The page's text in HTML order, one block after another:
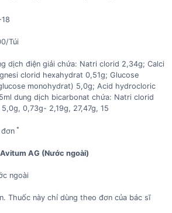
Túi
dịch điện giải chứa: Natri clorid 2,34g; Calci
clorid hexahydrat 0,51g; Glucose
monohydrat) 5,0g; Acid hydrocloric
dung dịch bicarbonat chứa: Natri clorid
0,73g- 2,19g, 27,47g, 15
*
AG (Nước ngoài)
ngoài
Thuốc này chỉ dùng theo đơn của bác sĩ